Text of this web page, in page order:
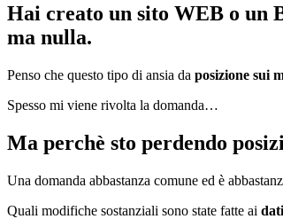
Hai creato un sito WEB o un
ma nulla.
Penso che questo tipo di ansia da posizione sui
Spesso mi viene rivolta la domanda…
Ma perchè sto perdendo
Una domanda abbastanza comune ed è
Quali modifiche sostanziali sono state fatte ai